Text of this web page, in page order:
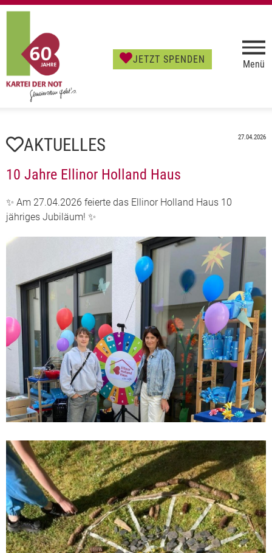
JETZT SPENDEN Menü
AKTUELLES 27.04.2026
10 Jahre Ellinor Holland Haus
✨ Am 27.04.2026 feierte das Ellinor Holland Haus 10
jähriges Jubiläum! ✨